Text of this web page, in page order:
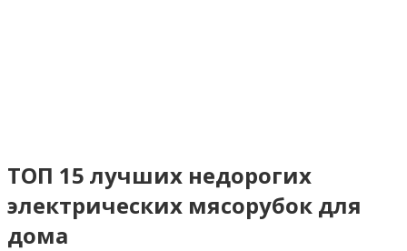
ТОП 15 лучших недорогих
электрических мясорубок для
дома